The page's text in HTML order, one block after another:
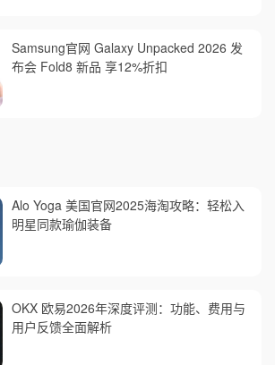
Samsung官网 Galaxy Unpacked 2026 发
布会 Fold8 新品 享12%折扣
Alo Yoga 美国官网2025海淘攻略：轻松入
明星同款瑜伽装备
OKX 欧易2026年深度评测：功能、费用与
用户反馈全面解析